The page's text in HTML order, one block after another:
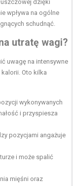
dzięki
wpływa na ogólne
schudnąć.
utratę wagi?
uwagę na intensywne
Oto kilka
wykonywanych
i przyspiesza
pozycjami angażuje
i może spalić
mięśni oraz